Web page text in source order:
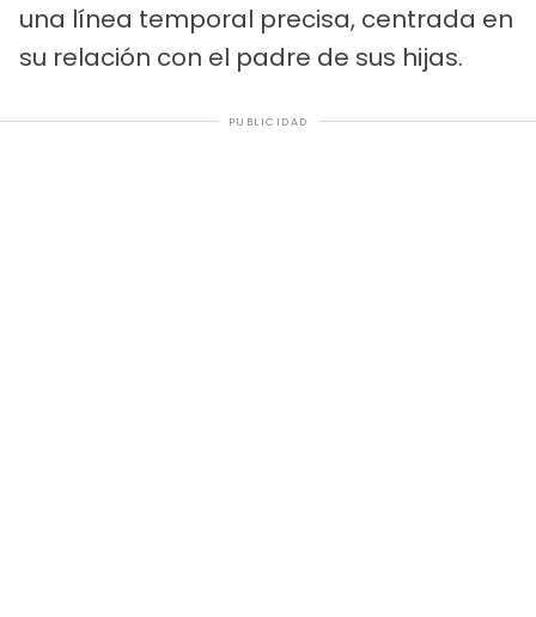
una línea temporal precisa, centrada en
su relación con el padre de sus hijas.
PUBLICIDAD